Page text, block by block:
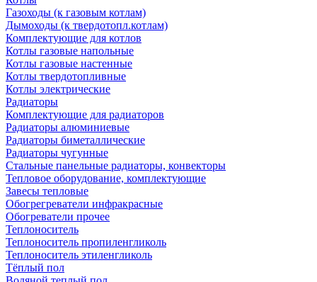
Газоходы (к газовым котлам)
Дымоходы (к твердотопл.котлам)
Комплектующие для котлов
Котлы газовые напольные
Котлы газовые настенные
Котлы твердотопливные
Котлы электрические
Радиаторы
Комплектующие для радиаторов
Радиаторы алюминиевые
Радиаторы биметаллические
Радиаторы чугунные
Стальные панельные радиаторы, конвекторы
Тепловое оборудование, комплектующие
Завесы тепловые
Обогрегреватели инфракрасные
Обогреватели прочее
Теплоноситель
Теплоноситель пропиленгликоль
Теплоноситель этиленгликоль
Тёплый пол